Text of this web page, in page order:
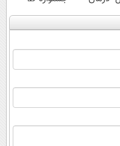
(◂فیلم +